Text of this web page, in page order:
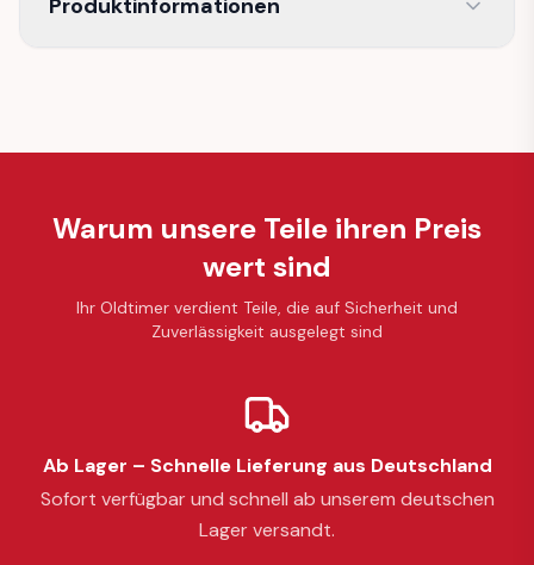
Produktinformationen
Warum unsere Teile ihren Preis
wert sind
Ihr Oldtimer verdient Teile, die auf Sicherheit und
Zuverlässigkeit ausgelegt sind
Ab Lager – Schnelle Lieferung aus Deutschland
Sofort verfügbar und schnell ab unserem deutschen
Lager versandt.